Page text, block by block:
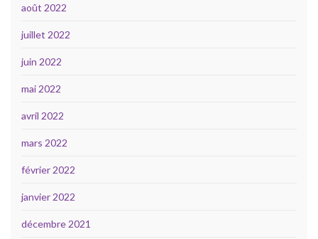
août 2022
juillet 2022
juin 2022
mai 2022
avril 2022
mars 2022
février 2022
janvier 2022
décembre 2021